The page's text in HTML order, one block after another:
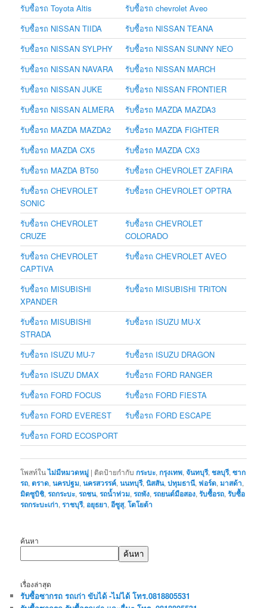
รับซื้อรถ Toyota Altis
รับซื้อรถ chevrolet Aveo
รับซื้อรถ NISSAN TIIDA
รับซื้อรถ NISSAN TEANA
รับซื้อรถ NISSAN SYLPHY
รับซื้อรถ NISSAN SUNNY NEO
รับซื้อรถ NISSAN NAVARA
รับซื้อรถ NISSAN MARCH
รับซื้อรถ NISSAN JUKE
รับซื้อรถ NISSAN FRONTIER
รับซื้อรถ NISSAN ALMERA
รับซื้อรถ MAZDA MAZDA3
รับซื้อรถ MAZDA MAZDA2
รับซื้อรถ MAZDA FIGHTER
รับซื้อรถ MAZDA CX5
รับซื้อรถ MAZDA CX3
รับซื้อรถ MAZDA BT50
รับซื้อรถ CHEVROLET ZAFIRA
รับซื้อรถ CHEVROLET
SONIC
รับซื้อรถ CHEVROLET OPTRA
รับซื้อรถ CHEVROLET
CRUZE
รับซื้อรถ CHEVROLET
COLORADO
รับซื้อรถ CHEVROLET
CAPTIVA
รับซื้อรถ CHEVROLET AVEO
รับซื้อรถ MISUBISHI
XPANDER
รับซื้อรถ MISUBISHI TRITON
รับซื้อรถ MISUBISHI
STRADA
รับซื้อรถ ISUZU MU-X
รับซื้อรถ ISUZU MU-7
รับซื้อรถ ISUZU DRAGON
รับซื้อรถ ISUZU DMAX
รับซื้อรถ FORD RANGER
รับซื้อรถ FORD FOCUS
รับซื้อรถ FORD FIESTA
รับซื้อรถ FORD EVEREST
รับซื้อรถ FORD ESCAPE
รับซื้อรถ FORD ECOSPORT
โพสท์ในไม่มีหมวดหมู่ | ติดป้ายกำกับ กระบะ,กรุงเทพ,จันทบุรี,ชลบุรี,ซาก
รถ,ตราด,นครปฐม,นครสวรรค์,นนทบุรี,นิสสัน,ปทุมธานี,ฟอร์ด,มาสด้า,
มิตซูบิชิ,รถกระบะ,รถชน,รถน้ำท่วม,รถพัง,รถยนต์มือสอง,รับซื้อรถ,รับซื้อ
รถกระบะเก่า,ราชบุรี, อยุธยา,อีซูสุ,โตโยต้า
ค้นหา
ค้นหา
เรื่องล่าสุด
รับซื้อซากรถ รถเก่า ขับได้ -ไม่ได้ โทร.0818805531